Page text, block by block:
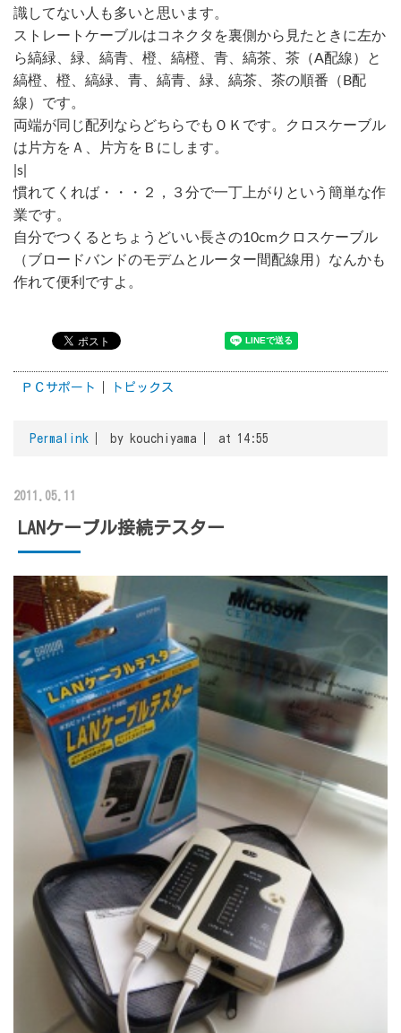
識してない人も多いと思います。
ストレートケーブルはコネクタを裏側から見たときに左か
ら縞緑、緑、縞青、橙、縞橙、青、縞茶、茶（A配線）と
縞橙、橙、縞緑、青、縞青、緑、縞茶、茶の順番（B配
線）です。
両端が同じ配列ならどちらでもＯＫです。クロスケーブル
は片方をＡ、片方をＢにします。
|s|
慣れてくれば・・・２，３分で一丁上がりという簡単な作
業です。
自分でつくるとちょうどいい長さの10cmクロスケーブル
（ブロードバンドのモデムとルーター間配線用）なんかも
作れて便利ですよ。
ＰＣサポート トピックス
Permalink by kouchiyama at 14:55
2011.05.11
LANケーブル接続テスター